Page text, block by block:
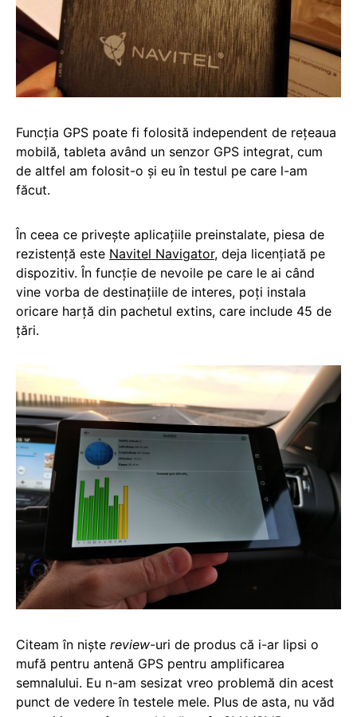
Funcția GPS poate fi folosită independent de rețeaua
mobilă, tableta având un senzor GPS integrat, cum
de altfel am folosit-o și eu în testul pe care l-am
făcut.
În ceea ce privește aplicațiile preinstalate, piesa de
rezistență este Navitel Navigator, deja licențiată pe
dispozitiv. În funcție de nevoile pe care le ai când
vine vorba de destinațiile de interes, poți instala
oricare harță din pachetul extins, care include 45 de
țări.
Citeam în niște review-uri de produs că i-ar lipsi o
mufă pentru antenă GPS pentru amplificarea
semnalului. Eu n-am sesizat vreo problemă din acest
punct de vedere în testele mele. Plus de asta, nu văd